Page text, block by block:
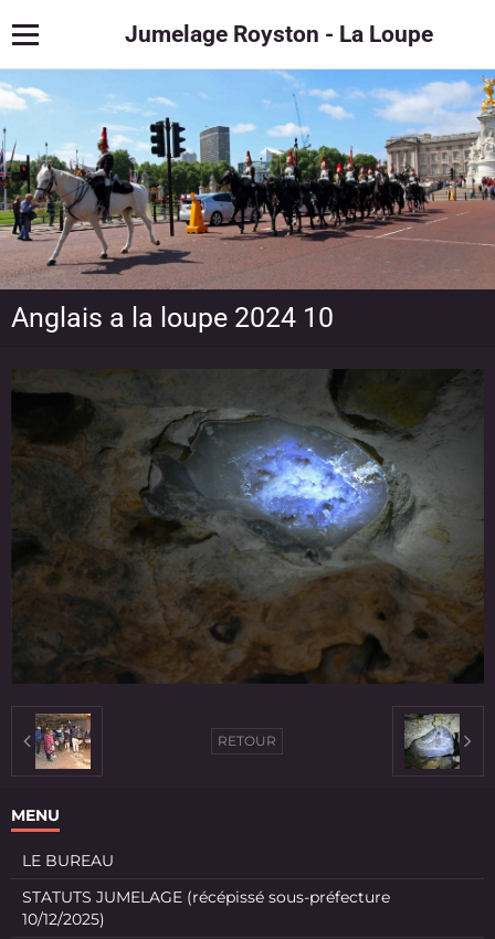
Jumelage Royston - La Loupe
Anglais a la loupe 2024 10
RETOUR
MENU
LE BUREAU
STATUTS JUMELAGE (récépissé sous-préfecture
10/12/2025)